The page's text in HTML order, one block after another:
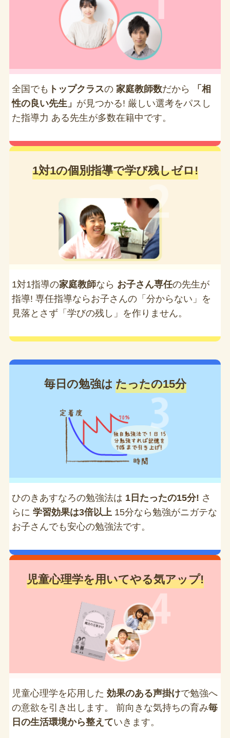
全国でも トップクラスの 家庭教師数だから
「相
性の良い先生」 が見つかる! 厳しい選考をパスし
た指導力 ある先生が多数在籍中です。
1対1の個別指導で学び残しゼロ!
1対1指導の家庭教師なら お子さん専任の先生が
指導! 専任指導ならお子さんの「分からない」を
見落とさず「学びの残し」を作りません。
毎日の勉強は たったの15分
ひのきあすなろの勉強法は 1日たったの15分! さ
らに 学習効果は3倍以上15分なら勉強がニガテな
お子さんでも安心の勉強法です。
児童心理学を用いてやる気アップ!
児童心理学を応用した 効果のある声掛けで勉強へ
の意欲を引き出します。 前向きな気持ちの育み毎
日の生活環境から整えていきます。